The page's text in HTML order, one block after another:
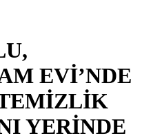
EVİ’NDE
YERİNDE